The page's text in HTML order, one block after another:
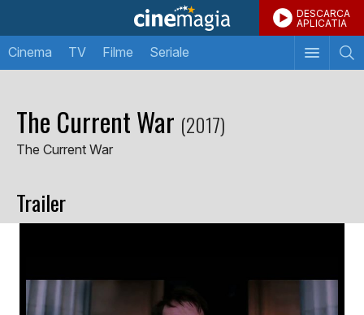
DESCARCA
APLICATIA
Cinema TV Filme Seriale
The Current War (2017)
The Current War
Trailer